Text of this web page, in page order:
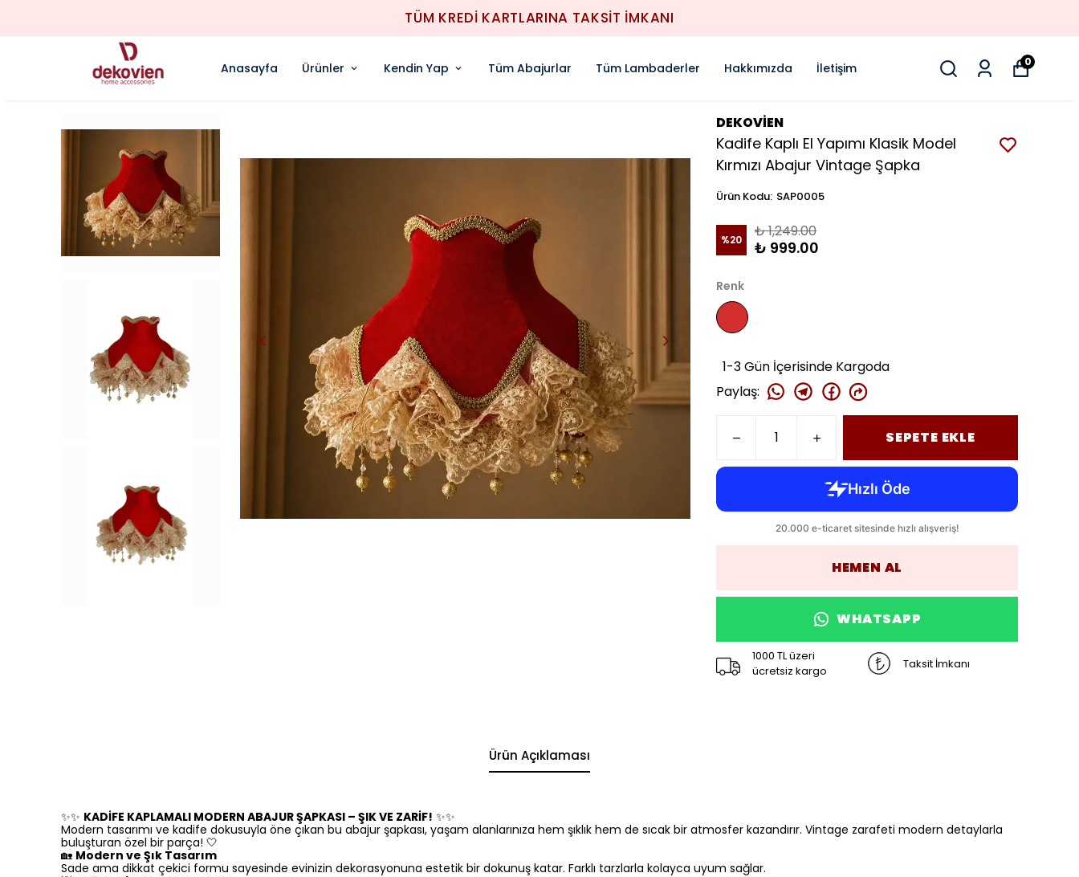
1000TL ÜZERİ ÜCRETSİZ KARGO
Anasayfa Ürünler Kendin Yap Tüm Abajurlar Tüm Lambaderler Hakkımızda İletişim 0
DEKOVİEN
Kadife Kaplı El Yapımı Klasik Model
Kırmızı Abajur Vintage Şapka
Ürün Kodu: SAP0005
%20 ₺ 1,249.00
₺ 999.00
Renk
1-3 Gün İçerisinde Kargoda
Paylaş:
SEPETE EKLE
HEMEN AL
WHATSAPP
1000 TL üzeri
ücretsiz kargo
Taksit İmkanı
Ürün Açıklaması
✨✨ KADİFE KAPLAMALI MODERN ABAJUR ŞAPKASI – ŞIK VE ZARİF! ✨✨
Modern tasarımı ve kadife dokusuyla öne çıkan bu abajur şapkası, yaşam alanlarınıza hem şıklık hem de sıcak bir atmosfer kazandırır. Vintage zarafeti modern detaylarla
buluşturan özel bir parça! 🤍
🏡 Modern ve Şık Tasarım
Sade ama dikkat çekici formu sayesinde evinizin dekorasyonuna estetik bir dokunuş katar. Farklı tarzlarla kolayca uyum sağlar.